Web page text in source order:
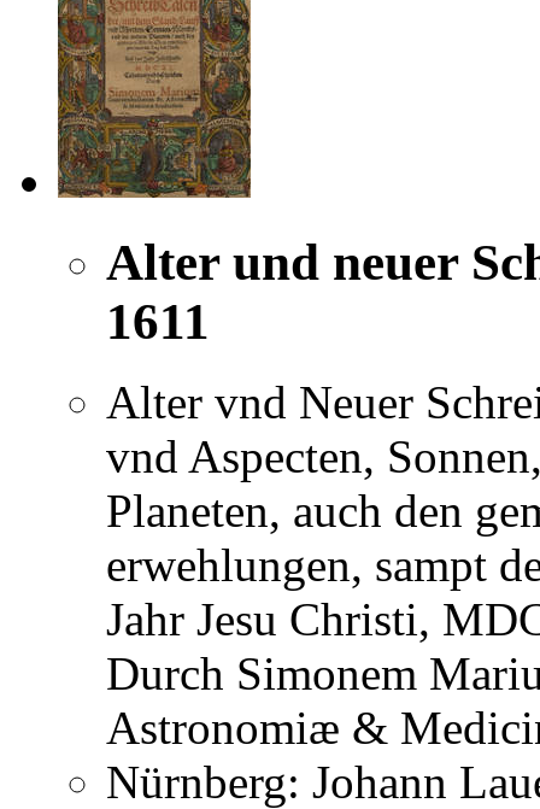
Alter und neuer
1611
Alter vnd Neuer
vnd Aspecten,
Planeten, auch den
erwehlungen, sampt
Jahr Jesu Christi,
Durch Simonem
Astronomiæ &
Nürnberg: Johann